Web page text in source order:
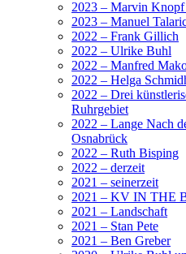
2023 – Marvin Knopf
2023 – Manuel
2022 – Frank Gillich
2022 – Ulrike Buhl
2022 – Manfred
2022 – Helga
2022 – Drei
Ruhrgebiet
2022 – Lange Nach
Osnabrück
2022 – Ruth Bisping
2022 – derzeit
2021 – seinerzeit
2021 – KV IN THE
2021 – Landschaft
2021 – Stan Pete
2021 – Ben Greber